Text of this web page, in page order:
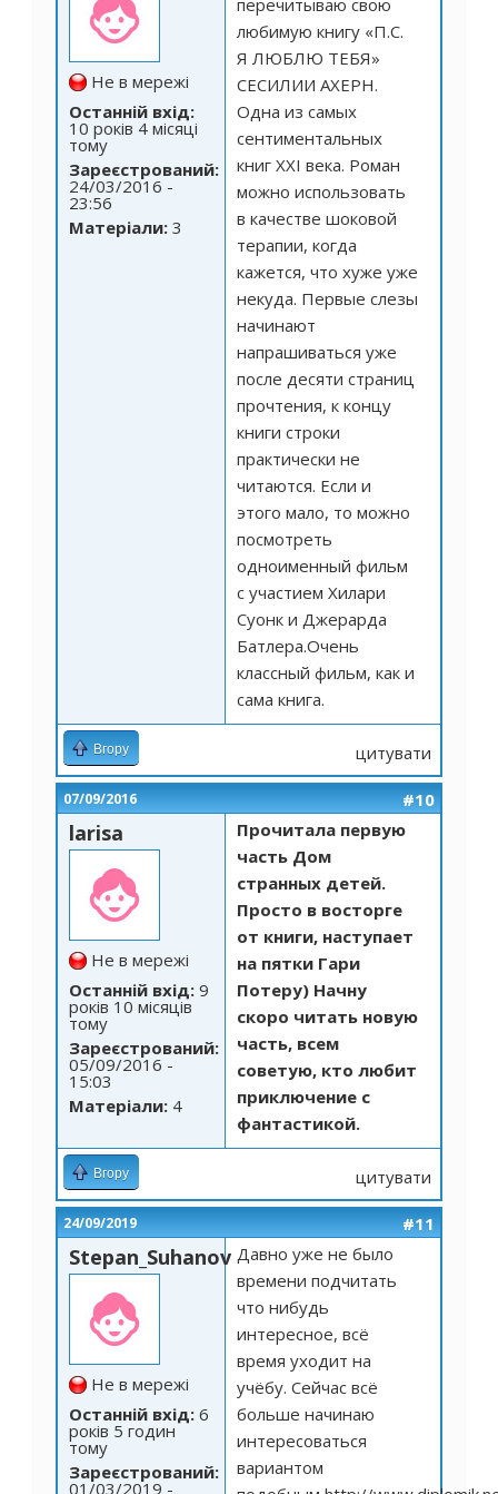
Не в мережі
Останній вхід:
10 років 4 місяці
тому
Зареєстрований:
24/03/2016 -
23:56
Матеріали: 3
перечитываю свою
любимую книгу «П.С.
Я ЛЮБЛЮ ТЕБЯ»
СЕСИЛИИ АХЕРН.
Одна из самых
сентиментальных
книг XXI века. Роман
можно использовать
в качестве шоковой
терапии, когда
кажется, что хуже уже
некуда. Первые слезы
начинают
напрашиваться уже
после десяти страниц
прочтения, к концу
книги строки
практически не
читаются. Если и
этого мало, то можно
посмотреть
одноименный фильм
с участием Хилари
Суонк и Джерарда
Батлера.Очень
классный фильм, как и
сама книга.
Вгору цитувати
07/09/2016 #10
larisa
Не в мережі
Останній вхід: 9
років 10 місяців
тому
Зареєстрований:
05/09/2016 -
15:03
Матеріали: 4
Прочитала первую
часть Дом
странных детей.
Просто в восторге
от книги, наступает
на пятки Гари
Потеру) Начну
скоро читать новую
часть, всем
советую, кто любит
приключение с
фантастикой.
Вгору цитувати
24/09/2019 #11
Stepan_Suhanov
Не в мережі
Останній вхід: 6
років 5 годин
тому
Зареєстрований:
01/03/2019 -
Давно уже не было
времени подчитать
что нибудь
интересное, всё
время уходит на
учёбу. Сейчас всё
больше начинаю
интересоваться
вариантом